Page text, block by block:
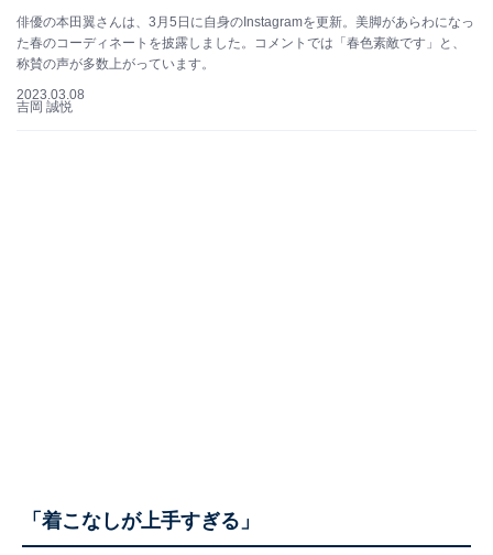
俳優の本田翼さんは、3月5日に自身のInstagramを更新。美脚があらわになっ
た春のコーディネートを披露しました。コメントでは「春色素敵です」と、
称賛の声が多数上がっています。
2023.03.08
吉岡 誠悦
「着こなしが上手すぎる」